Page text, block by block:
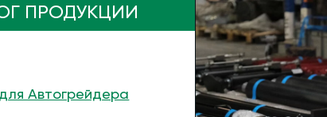
ПРОДУКЦИИ
Автогрейдера